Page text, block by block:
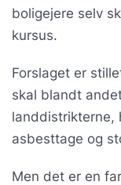
boligejere selv
kursus.
Forslaget er
skal blandt
landdistrikterne,
asbesttage og
Men det er en